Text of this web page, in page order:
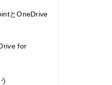
とOneDrive
for